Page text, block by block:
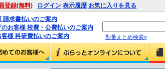
登録(無料) ログイン 表示履歴 お気に入りを見る
請求書払いのご案内
お客様 校費・公費払いのご案内
様 科研費払いのご案内
型番まとめ検索»